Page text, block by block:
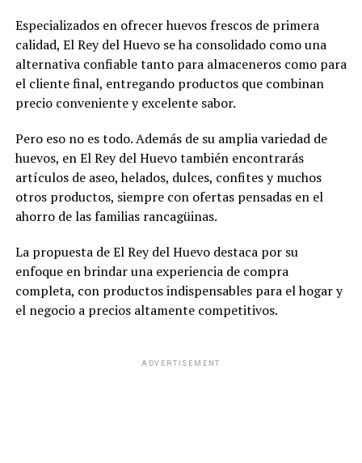
Especializados en ofrecer huevos frescos de primera
calidad, El Rey del Huevo se ha consolidado como una
alternativa confiable tanto para almaceneros como para
el cliente final, entregando productos que combinan
precio conveniente y excelente sabor.
Pero eso no es todo. Además de su amplia variedad de
huevos, en El Rey del Huevo también encontrarás
artículos de aseo, helados, dulces, confites y muchos
otros productos, siempre con ofertas pensadas en el
ahorro de las familias rancagüinas.
La propuesta de El Rey del Huevo destaca por su
enfoque en brindar una experiencia de compra
completa, con productos indispensables para el hogar y
el negocio a precios altamente competitivos.
ADVERTISEMENT